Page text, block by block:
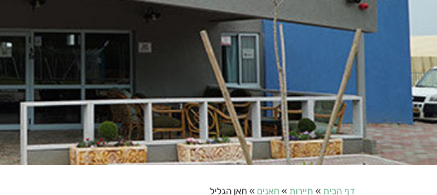
דף הבית » תיירות »חאנים »חאן הגליל